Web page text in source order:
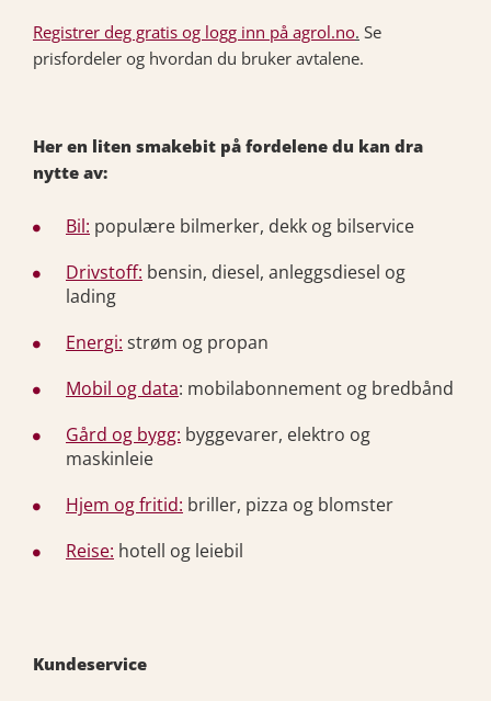
Registrer deg gratis og logg inn på agrol.no. Se
prisfordeler og hvordan du bruker avtalene.
Her en liten smakebit på fordelene du kan dra
nytte av:
Bil: populære bilmerker, dekk og bilservice
Drivstoff: bensin, diesel, anleggsdiesel og
lading
Energi: strøm og propan
Mobil og data: mobilabonnement og bredbånd
Gård og bygg: byggevarer, elektro og
maskinleie
Hjem og fritid: briller, pizza og blomster
Reise: hotell og leiebil
Kundeservice